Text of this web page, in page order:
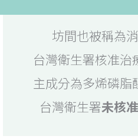
坊間也被稱為
台灣衛生署核准
主成分為多烯磷
台灣衛生署未核